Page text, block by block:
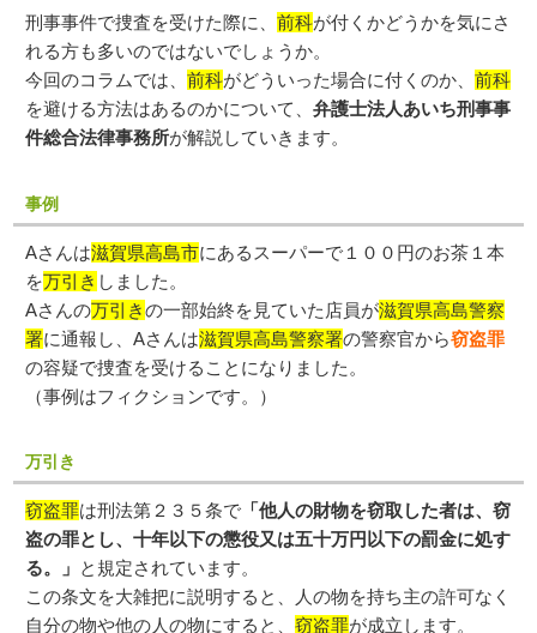
刑事事件で捜査を受けた際に、前科が付くかどうかを気にさ
れる方も多いのではないでしょうか。
今回のコラムでは、前科がどういった場合に付くのか、前科
を避ける方法はあるのかについて、弁護士法人あいち刑事事
件総合法律事務所が解説していきます。
事例
Aさんは滋賀県高島市にあるスーパーで１００円のお茶１本
を万引き しました。
Aさんの万引きの一部始終を見ていた店員が滋賀県高島警察
署に通報し、Aさんは滋賀県高島警察署の警察官から窃盗罪
の容疑で捜査を受けることになりました。
（事例はフィクションです。）
万引き
窃盗罪は刑法第２３５条で 「他人の財物を窃取した者は、窃
盗の罪とし、十年以下の懲役又は五十万円以下の罰金に処す
る。」 と規定されています。
この条文を大雑把に説明すると、人の物を持ち主の許可なく
自分の物や他の人の物にすると、窃盗罪が成立します。